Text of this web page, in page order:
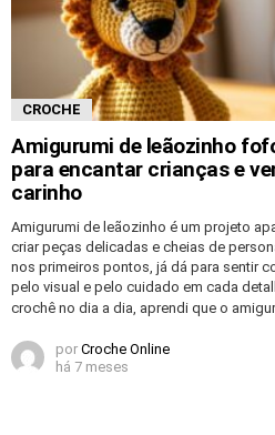
CROCHE
Amigurumi de leãozinho
para encantar crianças e
carinho
Amigurumi de leãozinho é um projeto
criar peças delicadas e cheias de
nos primeiros pontos, já dá para sentir
pelo visual e pelo cuidado em cada
crochê no dia a dia, aprendi que o
por Croche Online
há 7 meses